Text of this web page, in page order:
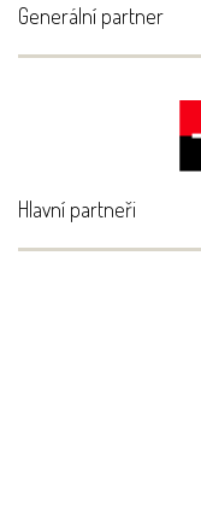
Generální partner
Hlavní partneři